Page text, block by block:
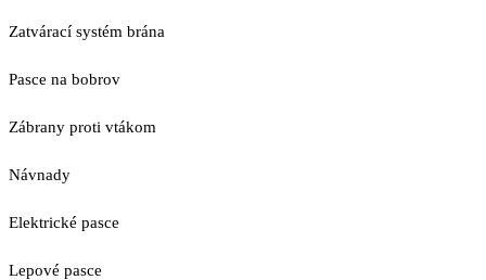
Zatvárací systém brána
Pasce na bobrov
Zábrany proti vtákom
Návnady
Elektrické pasce
Lepové pasce